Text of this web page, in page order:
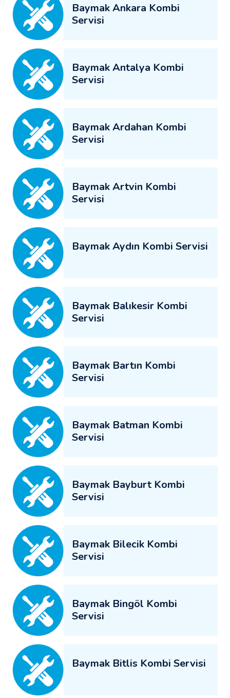
Baymak Ankara Kombi
Servisi
Baymak Antalya Kombi
Servisi
Baymak Ardahan Kombi
Servisi
Baymak Artvin Kombi
Servisi
Baymak Aydın Kombi Servisi
Baymak Balıkesir Kombi
Servisi
Baymak Bartın Kombi
Servisi
Baymak Batman Kombi
Servisi
Baymak Bayburt Kombi
Servisi
Baymak Bilecik Kombi
Servisi
Baymak Bingöl Kombi
Servisi
Baymak Bitlis Kombi Servisi